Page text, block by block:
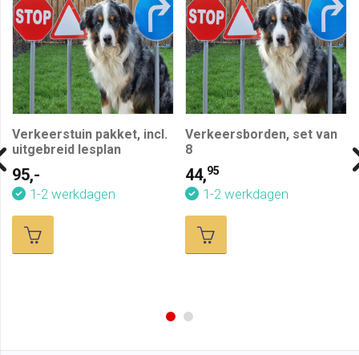
Verkeerstuin pakket, incl.
uitgebreid lesplan
95,-
1-2 werkdagen
Verkeersborden, set van
8
44,95
1-2 werkdagen